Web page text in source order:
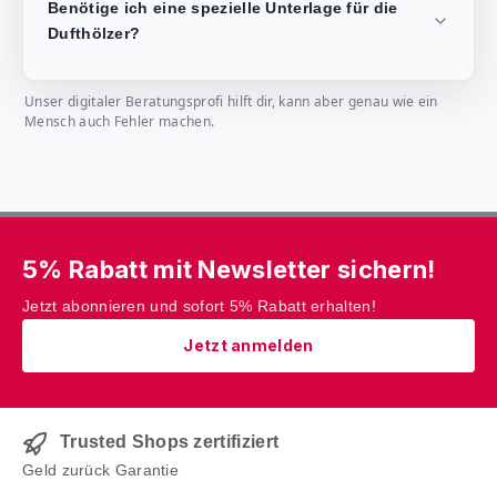
Benötige ich eine spezielle Unterlage für die
Dufthölzer?
Unser digitaler Beratungsprofi hilft dir, kann aber genau wie ein
Mensch auch Fehler machen.
5% Rabatt mit Newsletter sichern!
Jetzt abonnieren und sofort 5% Rabatt erhalten!
Jetzt anmelden
Trusted Shops zertifiziert
Geld zurück Garantie